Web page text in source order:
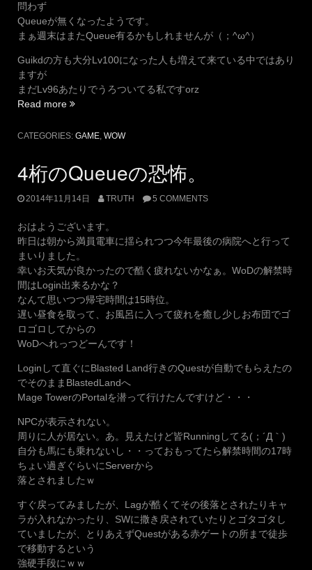
問わず
Queueが無くなったようです。
まぁ週末はまたQueue有るかもしれませんが（；^ω^）
Guikdの方も大分Lv100になった人も増えて来ている中ではあり
ますが
まだLv96あたりでうろついてる私ですorz
Read more “Dungeon
行
み
CATEGORIES: GAME, WOW
4桁のQueueの恐怖。
2014年11月14日 TRUTH 5 COMMENTS
おはようございます。
昨日は朝から満員電車に揺られつつ今年最後の病院へと行って
まいりました。
幸いお天気が良かったので酷く疲れないかなぁ。WoDの解禁時
間はLogin出来るかな？
なんて思いつつ帰宅時間は15時位。
遅い昼食を取って、お風呂に入って疲れを癒し少しお布団でゴ
ロゴロしてからの
WoDへれっつどーんです！
Loginして直ぐにBlasted Land行きのQuestが自動でもらえたの
でそのままBlastedLandへ
Mage TowerのPortalを潜って行けたんですけど・・・
NPCが表示されない。
周りに人が居ない。あ。見えたけど皆Runningしてる(；´Д｀)
自分も馬にも乗れないし・・っておもってたら解禁時間の17時
ちょい過ぎぐらいにServerから
落とされましたｗ
すぐ戻ってみましたが、Lagが酷くてその後落とされたりキャ
ラが入れなかったり、SWに撒き戻されていたりとゴタゴタし
ていましたが、とりあえずQuestがある赤ゲートの所まで徒歩
で移動するという
強硬手段にｗｗ